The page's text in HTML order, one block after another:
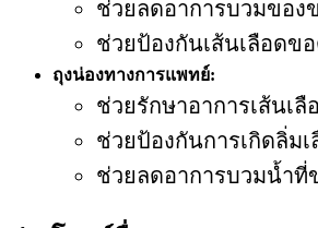
ช่วยลดอาการบวมของ
ช่วยป้องกันเส้นเลือดข
ถุงน่องทางการแพทย์:
ช่วยรักษาอาการเส้นเ
ช่วยป้องกันการเกิดลิ่มเ
ช่วยลดอาการบวมน้ำที่